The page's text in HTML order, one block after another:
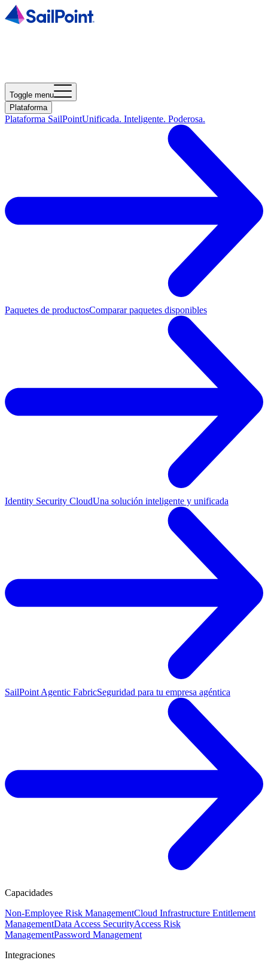
Toggle menu
Plataforma
Plataforma SailPointUnificada. Inteligente. Poderosa.
Paquetes de productosComparar paquetes disponibles
Identity Security CloudUna solución inteligente y unificada
SailPoint Agentic FabricSeguridad para tu empresa agéntica
Capacidades
Non-Employee Risk ManagementCloud Infrastructure Entitlement
ManagementData Access SecurityAccess Risk
ManagementPassword Management
Integraciones